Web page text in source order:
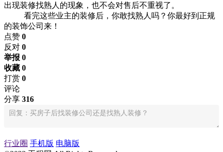
出现装修找熟人的现象，也不会对售后不重视了。
看完这些业主的装修后，你敢找熟人吗？你最好到正规
的装饰公司来！
点赞 0
反对 0
举报 0
收藏 0
打赏 0
评论
分享 316
行业圈 手机版 电脑版